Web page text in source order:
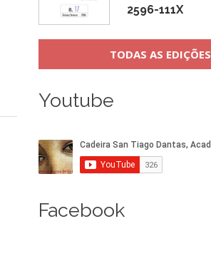
2596-111X
TODAS AS EDIÇÕES
Youtube
Facebook